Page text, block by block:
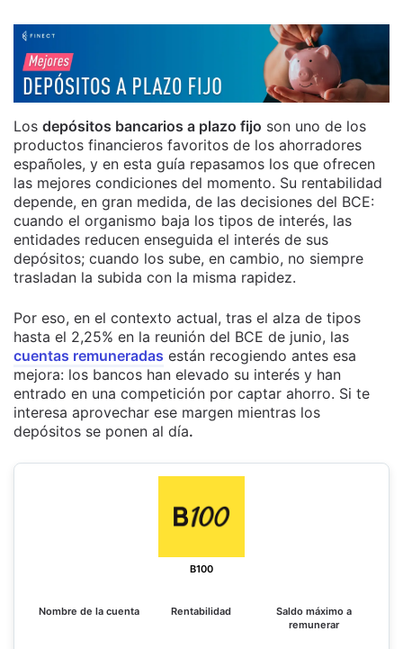
Los depósitos bancarios a plazo fijo son uno de los
productos financieros favoritos de los ahorradores
españoles, y en esta guía repasamos los que ofrecen
las mejores condiciones del momento. Su rentabilidad
depende, en gran medida, de las decisiones del BCE:
cuando el organismo baja los tipos de interés, las
entidades reducen enseguida el interés de sus
depósitos; cuando los sube, en cambio, no siempre
trasladan la subida con la misma rapidez.
Por eso, en el contexto actual, tras el alza de tipos
hasta el 2,25% en la reunión del BCE de junio, las
cuentas remuneradas están recogiendo antes esa
mejora: los bancos han elevado su interés y han
entrado en una competición por captar ahorro. Si te
interesa aprovechar ese margen mientras los
depósitos se ponen al día.
B100
Nombre de la cuenta Rentabilidad
Saldo máximo a
remunerar